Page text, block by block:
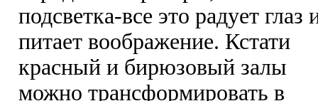
подсветка-все это радует глаз
питает воображение. Кстати
красный и бирюзовый залы
можно трансформировать в